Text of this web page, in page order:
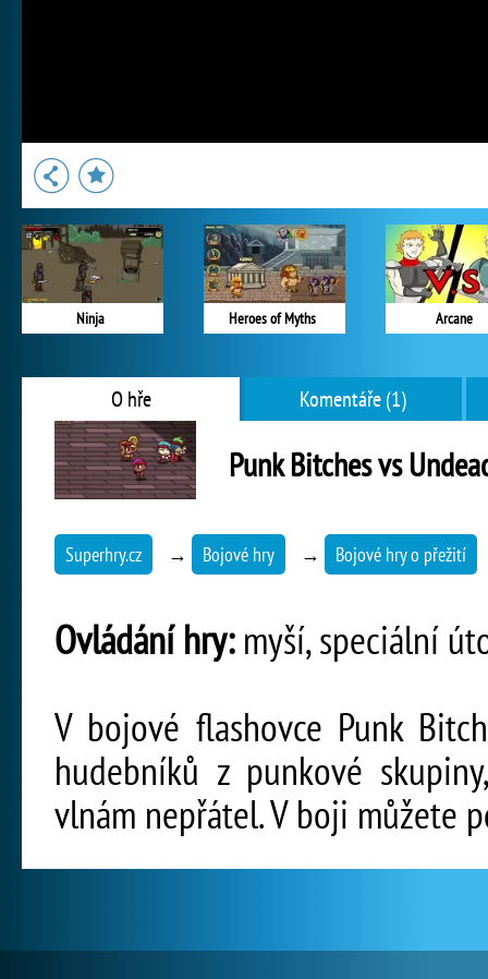
Ninja Heroes of Myths Arcane
O hře Komentáře (1)
Punk Bitches vs
Superhry.cz → Bojové hry → Bojové hry o přežití
Ovládání hry:myší, speciální
V bojové flashovce Punk
hudebníků z punkové
vlnám nepřátel. V boji můžete